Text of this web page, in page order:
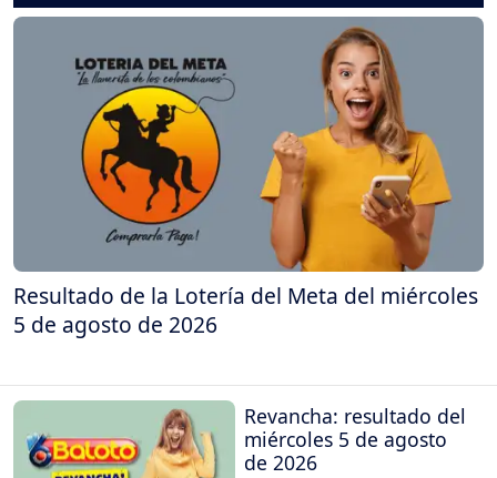
Resultado de la Lotería del Meta del miércoles
5 de agosto de 2026
Revancha: resultado del
miércoles 5 de agosto
de 2026